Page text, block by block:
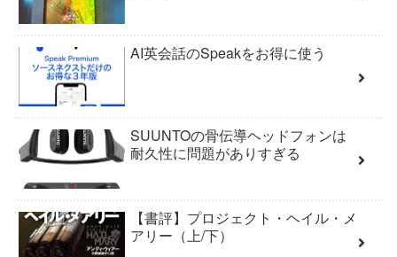
AI英会話のSpeakをお得に使う
SUUNTOの骨伝導ヘッドフォンは
耐久性に問題がありすぎる
【書評】プロジェクト・ヘイル・メ
アリー（上/下）